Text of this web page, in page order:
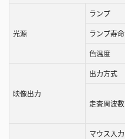
光源
ランプ
ランプ寿命
色温度
映像出力
出力方式
走査周波数
マウス入力